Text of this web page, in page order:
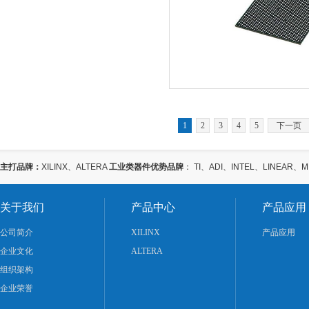
1 2 3 4 5 下一页
主打品牌： XILINX、ALTERA工业类器件优势品牌 ： TI、ADI、INTEL、LINEAR、
关于我们
公司简介
企业文化
组织架构
企业荣誉
产品中心
XILINX
ALTERA
产品应用
产品应用